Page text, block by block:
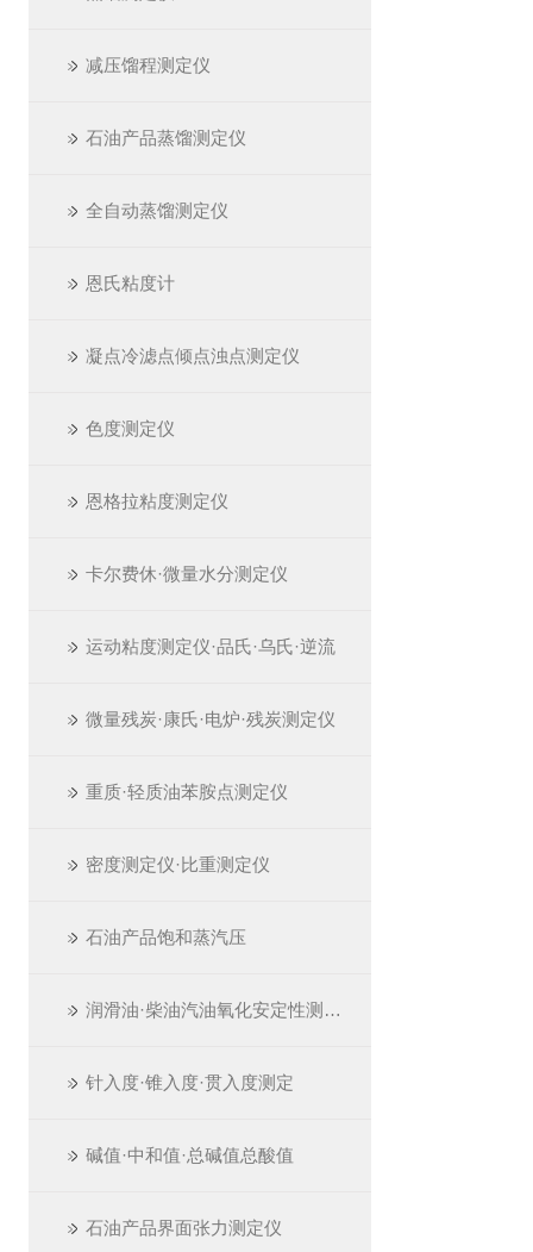
减压馏程测定仪
石油产品蒸馏测定仪
全自动蒸馏测定仪
恩氏粘度计
凝点冷滤点倾点浊点测定仪
色度测定仪
恩格拉粘度测定仪
卡尔费休·微量水分测定仪
运动粘度测定仪·品氏·乌氏·逆流
微量残炭·康氏·电炉·残炭测定仪
重质·轻质油苯胺点测定仪
密度测定仪·比重测定仪
石油产品饱和蒸汽压
润滑油·柴油汽油氧化安定性测定仪
针入度·锥入度·贯入度测定
碱值·中和值·总碱值总酸值
石油产品界面张力测定仪